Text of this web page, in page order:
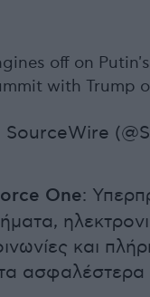
off on
with Trump
One:
και